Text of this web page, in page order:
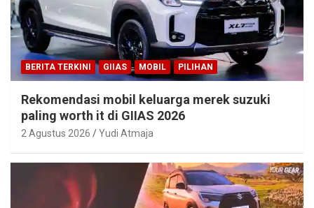
BERITA TERKINI GIIAS MOBIL PILIHAN
Rekomendasi mobil keluarga merek suzuki
paling worth it di GIIAS 2026
2 Agustus 2026 Yudi Atmaja